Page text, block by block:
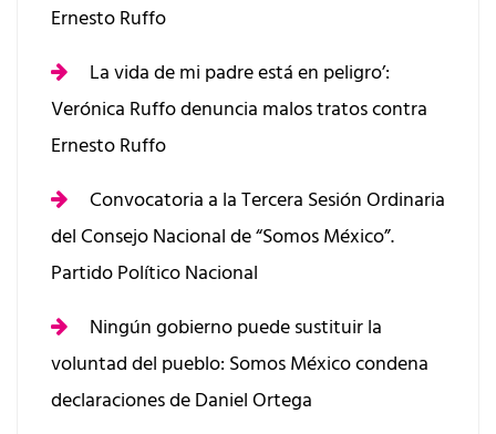
Ernesto Ruffo
La vida de mi padre está en peligro’:
Verónica Ruffo denuncia malos tratos contra
Ernesto Ruffo
Convocatoria a la Tercera Sesión Ordinaria
del Consejo Nacional de “Somos México”.
Partido Político Nacional
Ningún gobierno puede sustituir la
voluntad del pueblo: Somos México condena
declaraciones de Daniel Ortega